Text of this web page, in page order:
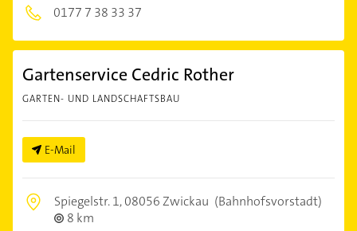
0177 7 38 33 37
Gartenservice Cedric Rother
GARTEN- UND LANDSCHAFTSBAU
E-Mail
Spiegelstr. 1,08056 Zwickau (Bahnhofsvorstadt)
8 km